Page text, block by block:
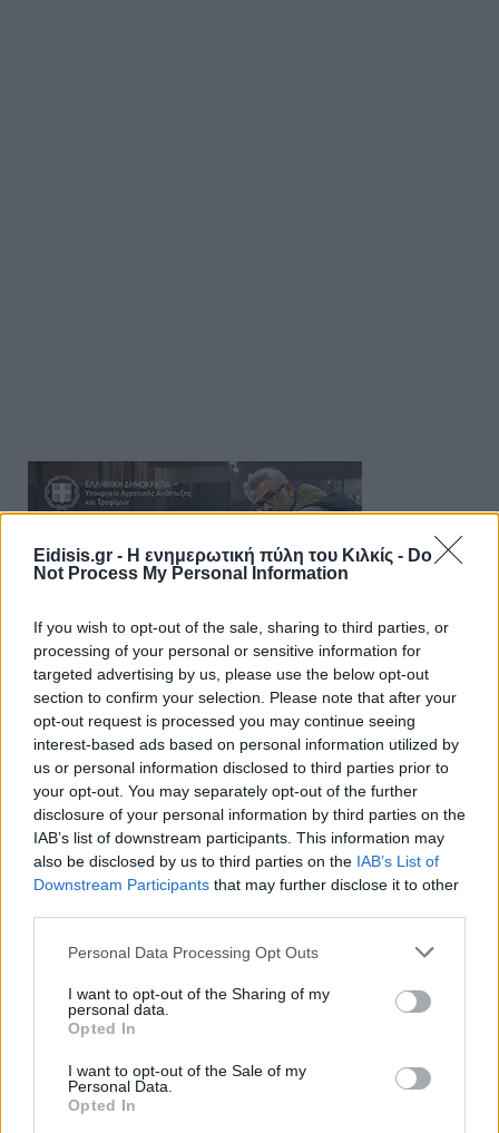
Eidisis.gr - Η ενημερωτική πύλη του Κιλκίς - Do
Not Process My Personal Information
If you wish to opt-out of the sale, sharing to third parties, or
processing of your personal or sensitive information for
targeted advertising by us, please use the below opt-out
section to confirm your selection. Please note that after your
opt-out request is processed you may continue seeing
interest-based ads based on personal information utilized by
us or personal information disclosed to third parties prior to
your opt-out. You may separately opt-out of the further
disclosure of your personal information by third parties on the
IAB’s list of downstream participants. This information may
also be disclosed by us to third parties on the IAB’s List of
Downstream Participants that may further disclose it to other
Personal Data Processing Opt Outs
I want to opt-out of the Sharing of my
personal data.
Opted In
I want to opt-out of the Sale of my
Personal Data.
Opted In